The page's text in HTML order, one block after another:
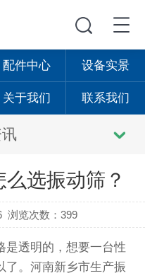
配件中心 设备实景
关于我们 联系我们
选振动筛？
浏览次数：399
是透明的，想要一台性
了。河南新乡市生产振